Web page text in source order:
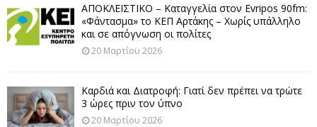
ΑΠΟΚΛΕΙΣΤΙΚΟ – Καταγγελία στον Evripos 90fm:
«Φάντασμα» το ΚΕΠ Αρτάκης – Χωρίς υπάλληλο
και σε απόγνωση οι πολίτες
20 Μαρτίου 2026
Καρδιά και Διατροφή: Γιατί δεν πρέπει να τρώτε
3 ώρες πριν τον ύπνο
20 Μαρτίου 2026